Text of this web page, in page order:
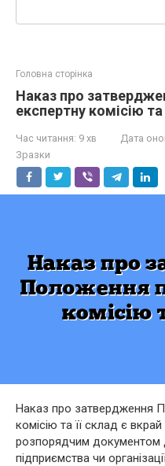
Головна сторінка
Наказ про
експертну комісію та
Час читання: 9 хв Дата
Зразки
Наказ про затвердження
комісію та її склад є
розпорядчим документом
підприємства чи